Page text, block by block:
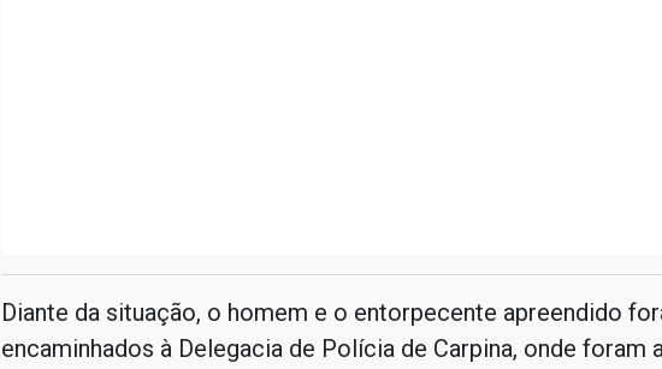
Diante da situação, o homem e o entorpecente apreendido
encaminhados à Delegacia de Polícia de Carpina, onde foram